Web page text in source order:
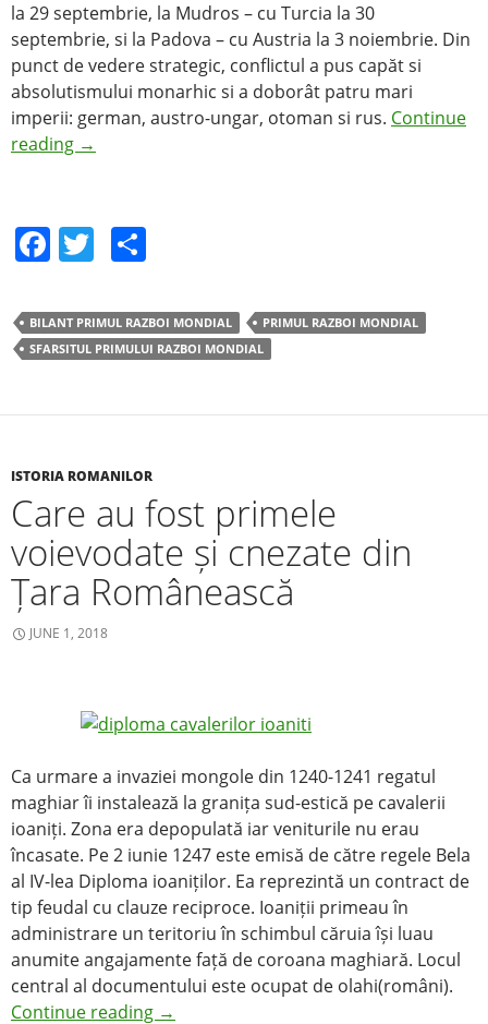
la 29 septembrie, la Mudros – cu Turcia la 30
septembrie, si la Padova – cu Austria la 3 noiembrie. Din
punct de vedere strategic, conflictul a pus capăt si
absolutismului monarhic si a doborât patru mari
imperii: german, austro-ungar, otoman si rus. Continue
reading →
F
c
e
o
k
T
itt
er
ar
e
BILANT PRIMUL RAZBOI MONDIAL
PRIMUL RAZBOI MONDIAL
SFARSITUL PRIMULUI RAZBOI MONDIAL
ISTORIA ROMANILOR
Care au fost primele
voievodate și cnezate din
Țara Românească
JUNE 1, 2018
Ca urmare a invaziei mongole din 1240-1241 regatul
maghiar îi instalează la granița sud-estică pe cavalerii
ioaniți. Zona era depopulată iar veniturile nu erau
încasate. Pe 2 iunie 1247 este emisă de către regele Bela
al IV-lea Diploma ioaniților. Ea reprezintă un contract de
tip feudal cu clauze reciproce. Ioaniții primeau în
administrare un teritoriu în schimbul căruia își luau
anumite angajamente față de coroana maghiară. Locul
central al documentului este ocupat de olahi(români).
Continue reading →